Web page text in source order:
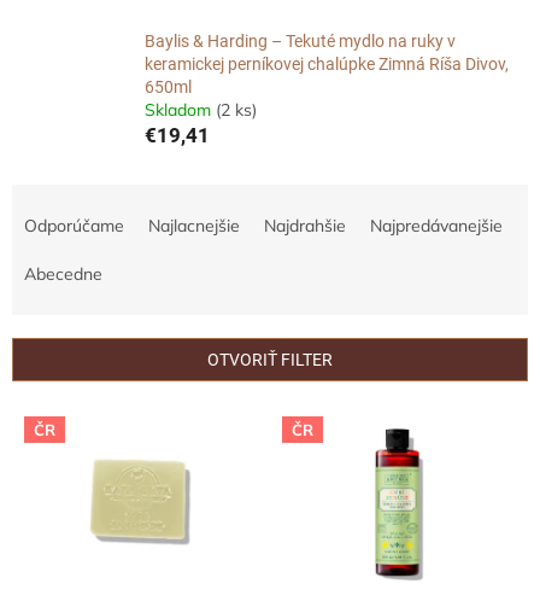
Baylis & Harding – Tekuté mydlo na ruky v
keramickej perníkovej chalúpke Zimná Ríša Divov,
650ml
Skladom (2 ks)
€19,41
p
Odporúčame Najlacnejšie Najdrahšie Najpredávanejšie
Abecedne
OTVORIŤ FILTER
V ČR ČR